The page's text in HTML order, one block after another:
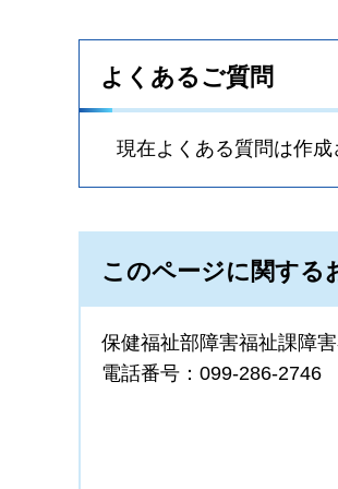
よくあるご質問
現在よくある質問は作
このページに関する
保健福祉部障害福祉課障
電話番号：099-286-2746